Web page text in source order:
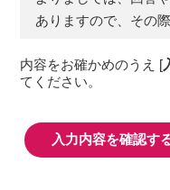
の履歴，ユーザ
ド，ご利用日時
ドレス，クッキ
識別情報などを
第２条（プライ
当社は，ユーザ
ありますので、その
内容をお確かめのうえ [
てください。